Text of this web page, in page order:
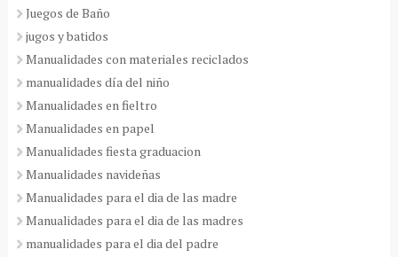
Juegos de Baño
jugos y batidos
Manualidades con materiales reciclados
manualidades día del niño
Manualidades en fieltro
Manualidades en papel
Manualidades fiesta graduacion
Manualidades navideñas
Manualidades para el dia de las madre
Manualidades para el dia de las madres
manualidades para el dia del padre